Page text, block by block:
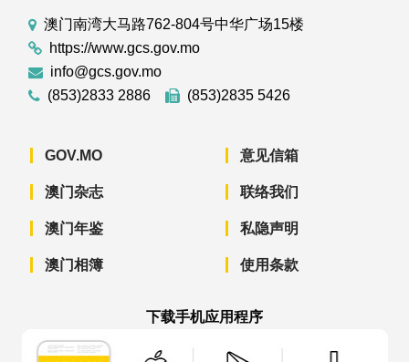
澳门南湾大马路762-804号中华广场15楼
https://www.gcs.gov.mo
info@gcs.gov.mo
(853)2833 2886
(853)2835 5426
GOV.MO
澳门杂志
澳门年鉴
澳门相簿
意见信箱
联络我们
私隐声明
使用条款
下载手机应用程序